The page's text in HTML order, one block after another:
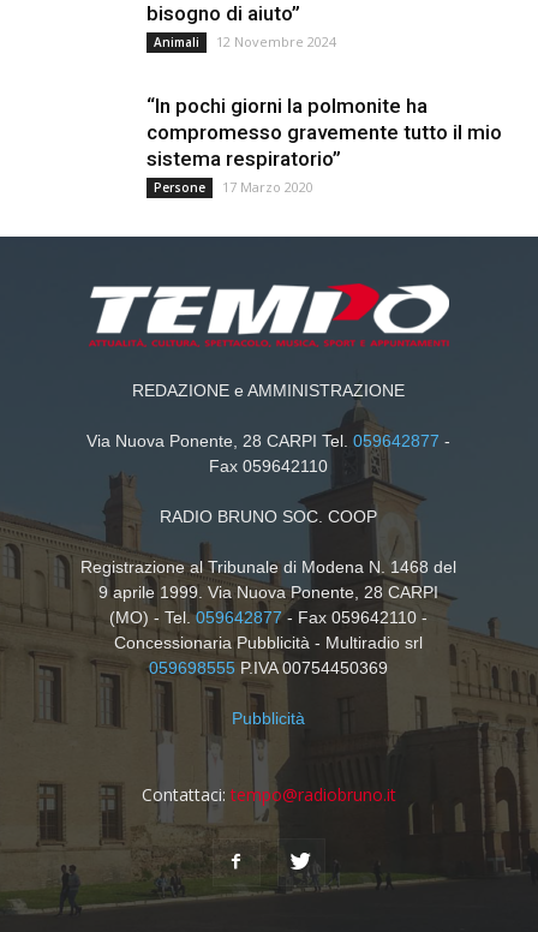
bisogno di aiuto”
Animali 12 Novembre 2024
“In pochi giorni la polmonite ha
compromesso gravemente tutto il mio
sistema respiratorio”
Persone 17 Marzo 2020
REDAZIONE e AMMINISTRAZIONE
Via Nuova Ponente, 28 CARPI Tel.059642877 -
Fax 059642110
RADIO BRUNO SOC. COOP
Registrazione al Tribunale di Modena N. 1468 del
9 aprile 1999. Via Nuova Ponente, 28 CARPI
(MO) - Tel.059642877- Fax 059642110 -
Concessionaria Pubblicità - Multiradio srl
059698555 P.IVA 00754450369
Pubblicità
Contattaci: tempo@radiobruno.it